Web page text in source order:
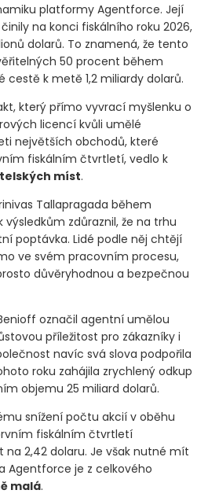
platformy Agentforce. Její
na konci fiskálního roku 2026,
dolarů. To znamená, že tento
50 procent během
k metě 1,2 miliardy dolarů.
který přímo vyvrací myšlenku o
licencí kvůli umělé
největších obchodů, které
fiskálním čtvrtletí, vedlo k
míst.
Tallapragada během
zdůraznil, že na trhu
poptávka. Lidé podle něj chtějí
ve svém pracovním procesu,
důvěryhodnou a bezpečnou
označil agentní umělou
příležitost pro zákazníky i
navíc svá slova podpořila
roku zahájila zrychlený odkup
objemu 25 miliard dolarů.
snížení počtu akcií v oběhu
fiskálním čtvrtletí
2,42 dolaru. Je však nutné mít
Agentforce je z celkového
malá.